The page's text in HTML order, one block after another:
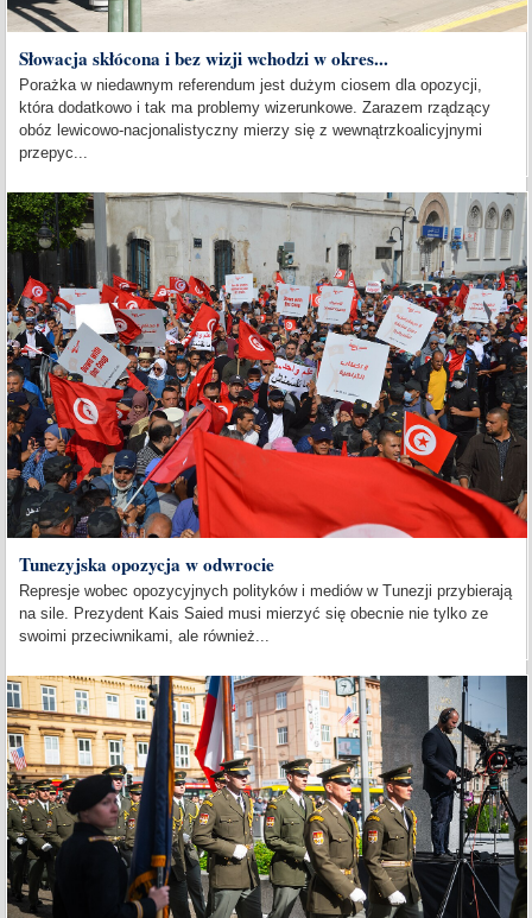
Słowacja skłócona i bez wizji wchodzi w okres...
Porażka w niedawnym referendum jest dużym ciosem dla opozycji,
która dodatkowo i tak ma problemy wizerunkowe. Zarazem rządzący
obóz lewicowo-nacjonalistyczny mierzy się z wewnątrzkoalicyjnymi
przepyc...
Tunezyjska opozycja w odwrocie
Represje wobec opozycyjnych polityków i mediów w Tunezji przybierają
na sile. Prezydent Kais Saied musi mierzyć się obecnie nie tylko ze
swoimi przeciwnikami, ale również...